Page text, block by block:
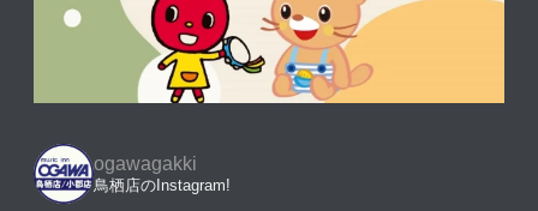
ogawagakki
鳥栖店のInstagram!